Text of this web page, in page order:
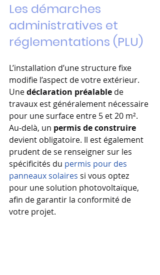
Les démarches
administratives et
réglementations (PLU)
L’installation d’une structure fixe
modifie l’aspect de votre extérieur.
Une déclaration préalable de
travaux est généralement nécessaire
pour une surface entre 5 et 20 m².
Au-delà, un permis de construire
devient obligatoire. Il est également
prudent de se renseigner sur les
spécificités du permis pour des
panneaux solaires si vous optez
pour une solution photovoltaïque,
afin de garantir la conformité de
votre projet.